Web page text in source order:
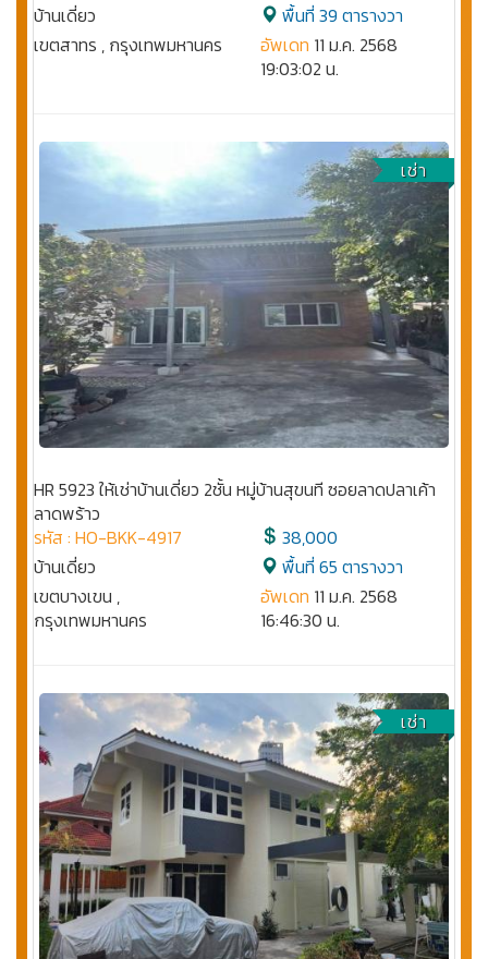
บ้านเดี่ยว
เขตสาทร , กรุงเทพมหานคร
พื้นที่ 39 ตารางวา
อัพเดท 11 ม.ค. 2568
19:03:02 น.
เช่า
HR 5923 ให้เช่าบ้านเดี่ยว 2ชั้น หมู่บ้านสุขนที ซอยลาดปลาเค้า
ลาดพร้าว
รหัส : HO-BKK-4917
บ้านเดี่ยว
เขตบางเขน ,
กรุงเทพมหานคร
38,000
พื้นที่ 65 ตารางวา
อัพเดท 11 ม.ค. 2568
16:46:30 น.
เช่า